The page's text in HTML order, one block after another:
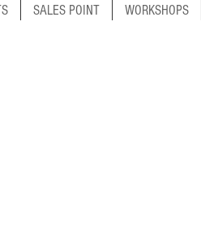
SALES POINT WORKSHOPS